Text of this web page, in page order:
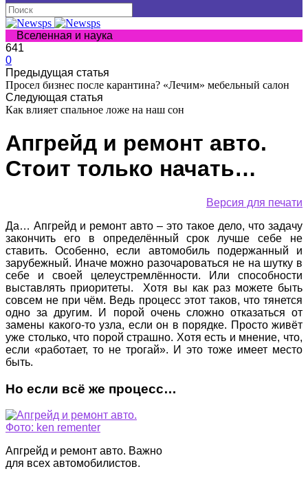
Вселенная и наука
641
0
Предыдущая статья
Просел бизнес после карантина? «Лечим» мебельный салон
Следующая статья
Как влияет спальное ложе на наш сон
Апгрейд и ремонт авто.
Стоит только начать…
Версия для печати
Да… Апгрейд и ремонт авто – это такое дело, что задачу
закончить его в определённый срок лучше себе не
ставить. Особенно, если автомобиль подержанный и
зарубежный. Иначе можно разочароваться не на шутку в
себе и своей целеустремлённости. Или способности
выставлять приоритеты. Хотя вы как раз можете быть
совсем не при чём. Ведь процесс этот таков, что тянется
одно за другим. И порой очень сложно отказаться от
замены какого-то узла, если он в порядке. Просто живёт
уже столько, что порой страшно. Хотя есть и мнение, что,
если «работает, то не трогай». И это тоже имеет место
быть.
Но если всё же процесс…
Апгрейд и ремонт авто. Важно
для всех автомобилистов.